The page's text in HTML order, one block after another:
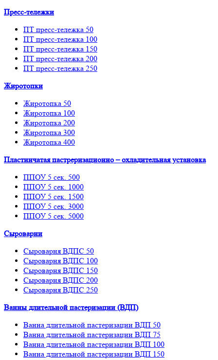
Пресс-тележки
ПТ пресс-тележка 50
ПТ пресс-тележка 100
ПТ пресс-тележка 150
ПТ пресс-тележка 200
ПТ пресс-тележка 250
Жиротопки
Жиротопка 50
Жиротопка 100
Жиротопка 200
Жиротопка 300
Жиротопка 400
Пластинчатая пастреризационно – охладительная установка
ППОУ 5 сек. 500
ППОУ 5 сек. 1000
ППОУ 5 сек. 1500
ППОУ 5 сек. 3000
ППОУ 5 сек. 5000
Сыроварни
Сыроварня ВДПС 50
Сыроварня ВДПС 100
Сыроварня ВДПС 150
Сыроварня ВДПС 200
Сыроварня ВДПС 250
Ванны длительной пастеризации (ВДП)
Ванна длительной пастеризации ВДП 50
Ванна длительной пастеризации ВДП 75
Ванна длительной пастеризации ВДП 100
Ванна длительной пастеризации ВДП 150